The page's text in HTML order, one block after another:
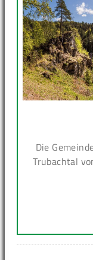
Die
Trubachtal